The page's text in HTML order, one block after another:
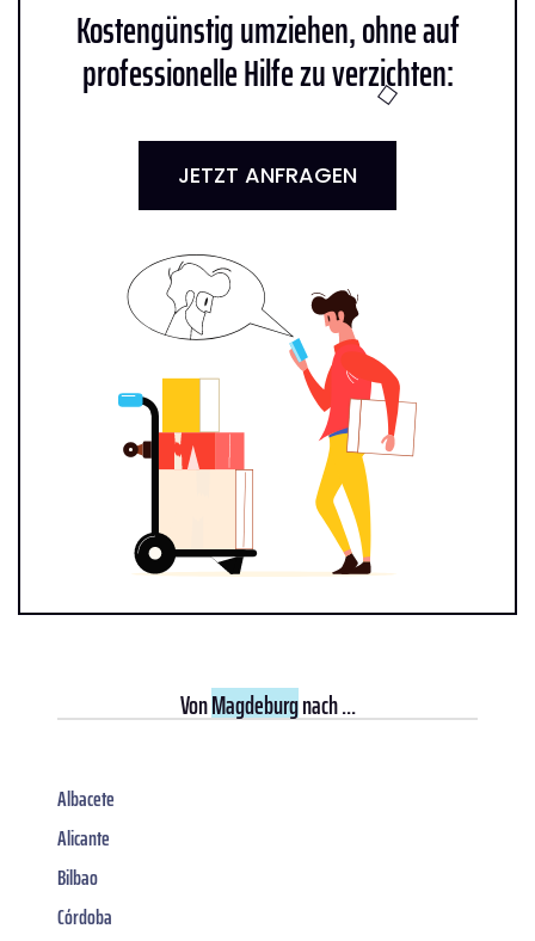
Kostengünstig umziehen, ohne auf
professionelle Hilfe zu verzichten:
JETZT ANFRAGEN
VonMagdeburgnach ...
Albacete
Alicante
Bilbao
Córdoba